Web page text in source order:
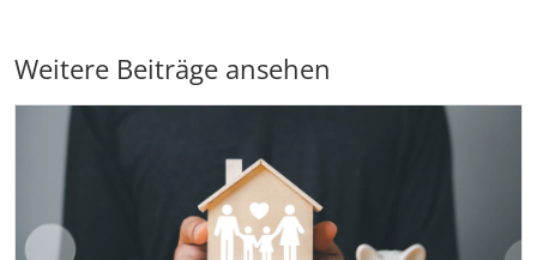
Weitere Beiträge ansehen